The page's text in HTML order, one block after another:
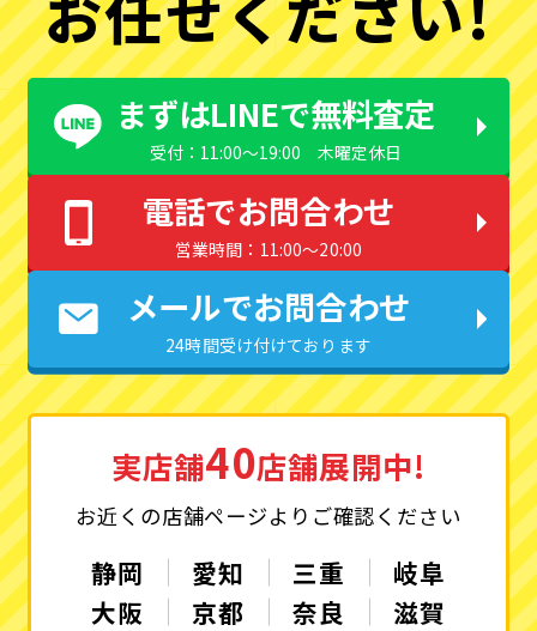
まずはLINEで無料査定
受付：11:00〜19:00 木曜定休日
電話でお問合わせ
営業時間：11:00〜20:00
メールでお問合わせ
24時間受け付けております
実店舗40店舗展開中!
お近くの店舗ページよりご確認ください
静岡 愛知 三重
岐阜
大阪
京都 奈良
滋賀